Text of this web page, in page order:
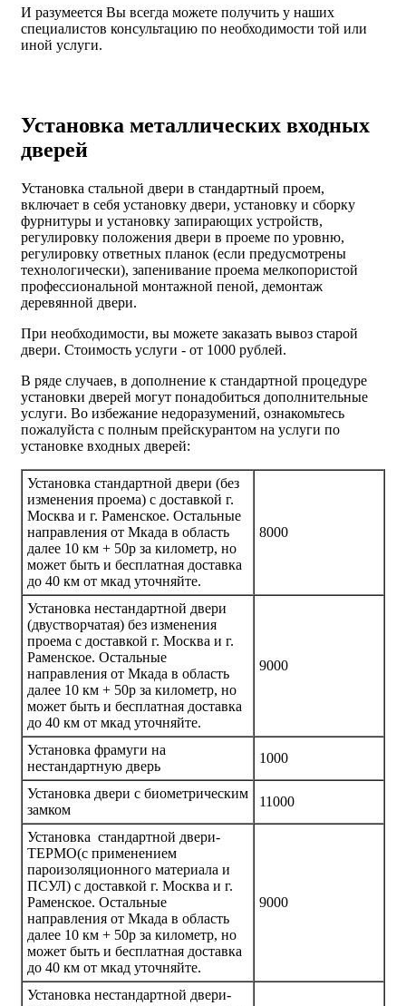
И разумеется Вы всегда можете получить у наших
специалистов консультацию по необходимости той или
иной услуги.
Установка металлических входных
дверей
Установка стальной двери в стандартный проем,
включает в себя установку двери, установку и сборку
фурнитуры и установку запирающих устройств,
регулировку положения двери в проеме по уровню,
регулировку ответных планок (если предусмотрены
технологически), запенивание проема мелкопористой
профессиональной монтажной пеной, демонтаж
деревянной двери.
При необходимости, вы можете заказать вывоз старой
двери. Стоимость услуги - от 1000 рублей.
В ряде случаев, в дополнение к стандартной процедуре
установки дверей могут понадобиться дополнительные
услуги. Во избежание недоразумений, ознакомьтесь
пожалуйста с полным прейскурантом на услуги по
установке входных дверей:
Установка стандартной двери (без
изменения проема) с доставкой г.
Москва и г. Раменское. Остальные
направления от Мкада в область
далее 10 км + 50р за километр, но
может быть и бесплатная доставка
до 40 км от мкад уточняйте.
8000
Установка нестандартной двери
(двустворчатая) без изменения
проема с доставкой г. Москва и г.
Раменское. Остальные
направления от Мкада в область
далее 10 км + 50р за километр, но
может быть и бесплатная доставка
до 40 км от мкад уточняйте.
9000
Установка фрамуги на
нестандартную дверь
1000
Установка двери с биометрическим
замком
11000
Установка стандартной двери-
ТЕРМО(с применением
пароизоляционного материала и
ПСУЛ) с доставкой г. Москва и г.
Раменское. Остальные
направления от Мкада в область
далее 10 км + 50р за километр, но
может быть и бесплатная доставка
до 40 км от мкад уточняйте.
9000
Установка нестандартной двери-